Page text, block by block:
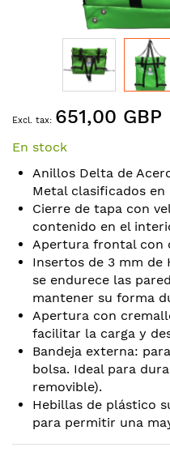
to
beginning
of
images
gallery
651,00 GBP
En stock
Anillos Delta de
Metal clasificados en
Cierre de tapa con
contenido en el
Apertura frontal con
Insertos de 3 mm de
se endurece las
mantener su forma
Apertura con
facilitar la carga y
Bandeja externa:
bolsa. Ideal para
removible).
Hebillas de plástico
para permitir una